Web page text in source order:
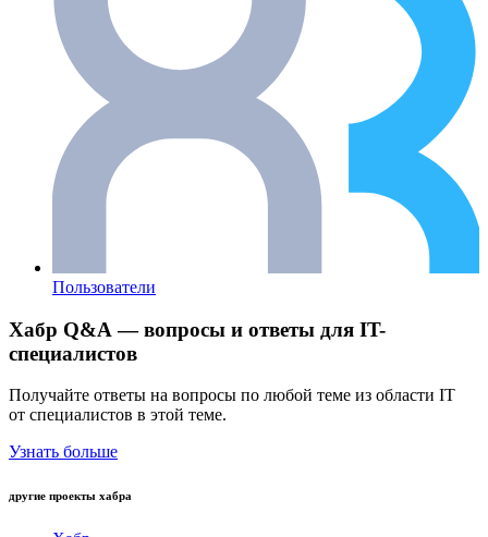
Пользователи
Хабр Q&A — вопросы и ответы для IT-
специалистов
Получайте ответы на вопросы по любой теме из области IT
от специалистов в этой теме.
Узнать больше
другие проекты хабра